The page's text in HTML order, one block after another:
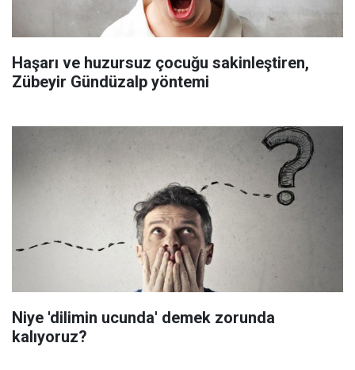
Haşarı ve huzursuz çocuğu sakinleştiren,
Zübeyir Gündüzalp yöntemi
Niye 'dilimin ucunda' demek zorunda
kalıyoruz?